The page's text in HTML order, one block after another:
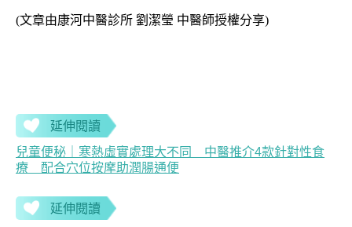
(文章由康河中醫診所 劉潔瑩 中醫師授權分享)
延伸閱讀
兒童便秘｜寒熱虛實處理大不同 中醫推介4款針對性食
療 配合穴位按摩助潤腸通便
延伸閱讀